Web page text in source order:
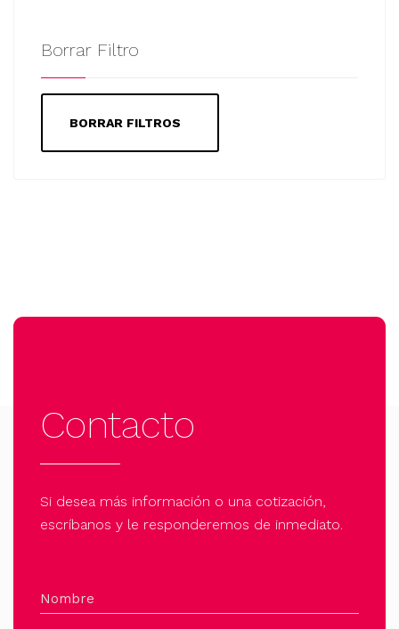
Borrar Filtro
BORRAR FILTROS
Contacto
Si desea más información o una cotización,
escríbanos y le responderemos de inmediato.
Nombre